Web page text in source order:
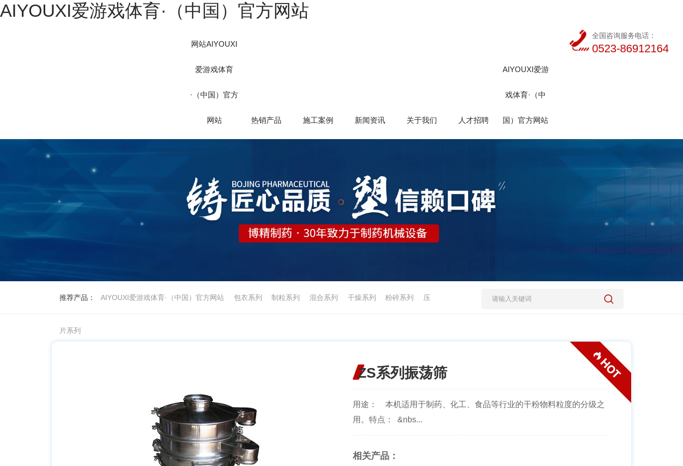
AIYOUXI爱游戏体育·（中国）官方网站
网站AIYOUXI
爱游戏体育
·（中国）官方
网站 热销产品 施工案例 新闻资讯 关于我们 人才招聘
AIYOUXI爱游
戏体育·（中
国）官方网站
全国咨询服务电话：
0523-86912164
推荐产品： AIYOUXI爱游戏体育·（中国）官方网站 包衣系列 制粒系列 混合系列 干燥系列 粉碎系列 压
片系列
ZS系列振荡筛
用途： 本机适用于制药、化工、食品等行业的干粉物料粒度的分级之
用。特点： &nbs...
相关产品：